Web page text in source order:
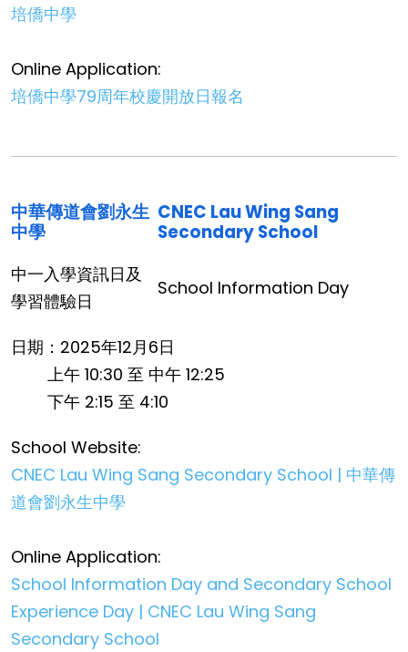
培僑中學
Online Application:
培僑中學79周年校慶開放日報名
中華傳道會劉永生
中學
CNEC Lau Wing Sang
Secondary School
中一入學資訊日及
學習體驗日
School Information Day
日期：2025年12月6日
上午 10:30 至 中午 12:25
下午 2:15 至 4:10
School Website:
CNEC Lau Wing Sang Secondary School | 中華傳
道會劉永生中學
Online Application:
School Information Day and Secondary School
Experience Day | CNEC Lau Wing Sang
Secondary School